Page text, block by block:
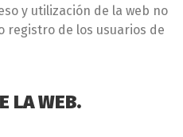
y utilización de la web no
registro de los usuarios de
LA WEB.